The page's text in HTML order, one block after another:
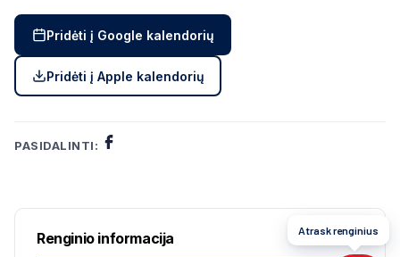
Pridėti į Google kalendorių
Pridėti į Apple kalendorių
PASIDALINTI:
Renginio informacija Atrask renginius